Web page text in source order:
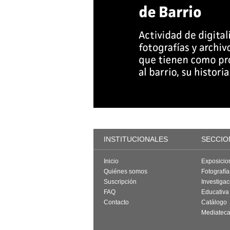
INSTITUCIONALES
Inicio
Quiénes somos
Suscripción
FAQ
Contacto
Educativa
Catálogo
Mediateca